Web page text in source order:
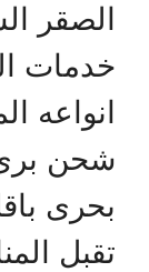
الصقر
خدمات
انواعه
شحن
بحرى
تقبل